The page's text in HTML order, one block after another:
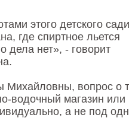
этого детского
где спиртное льется
дела нет», - говорит
Михайловны, вопрос о
водочный магазин или
а не под